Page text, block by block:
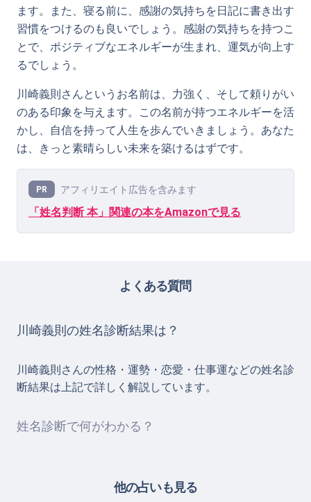
ます。また、寝る前に、感謝の気持ちを日記に書き出す
習慣をつけるのも良いでしょう。感謝の気持ちを持つこ
とで、ポジティブなエネルギーが生まれ、運気が向上す
るでしょう。
川崎義則さんというお名前は、力強く、そして頼りがい
のある印象を与えます。この名前が持つエネルギーを活
かし、自信を持って人生を歩んでいきましょう。あなた
は、きっと素晴らしい未来を築けるはずです。
PR アフィリエイト広告を含みます
「姓名判断 本」関連の本をAmazonで見る
よくある質問
川崎義則の姓名診断結果は？
川崎義則さんの性格・運勢・恋愛・仕事運などの姓名診
断結果は上記で詳しく解説しています。
姓名診断で何がわかる？
他の占いも見る